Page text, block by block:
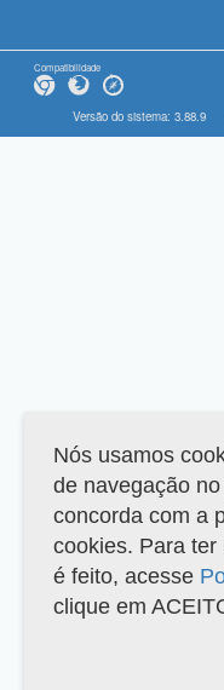
Compatibilidade
Versão do sistema: 3.88.9
Nós usamos
de navegação
concorda com a
cookies. Para
é feito, acesse
clique em